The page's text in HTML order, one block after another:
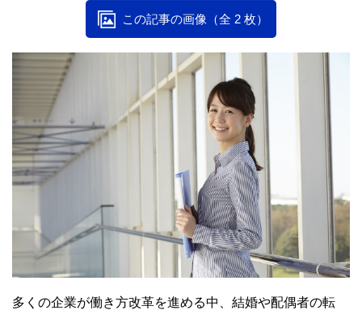
この記事の画像（全 2 枚）
多くの企業が働き方改革を進める中、結婚や配偶者の転